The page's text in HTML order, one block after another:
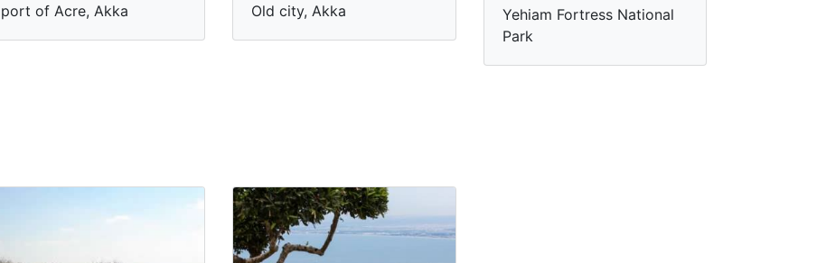
port of Acre, Akka
Old city, Akka
Yehiam Fortress National
Park